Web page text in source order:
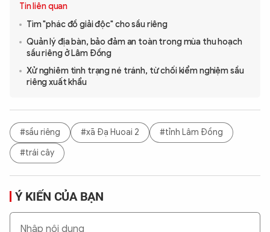
Tin liên quan
Tìm "phác đồ giải độc" cho sầu riêng
Quản lý địa bàn, bảo đảm an toàn trong mùa thu hoạch
sầu riêng ở Lâm Đồng
Xử nghiêm tình trạng né tránh, từ chối kiểm nghiệm sầu
riêng xuất khẩu
#sầu riêng #xã Đạ Huoai 2
#tỉnh Lâm Đồng
#trái cây
Ý KIẾN CỦA BẠN